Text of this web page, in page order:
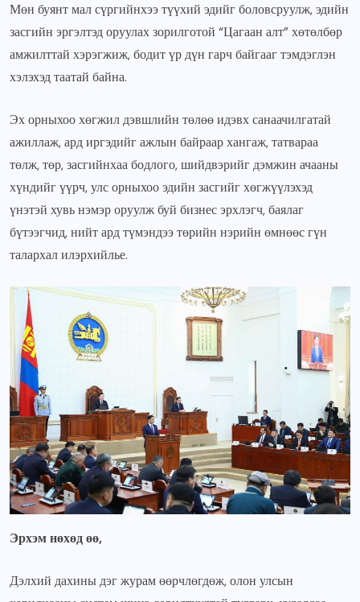
Мөн буянт мал сүргийнхээ түүхий эдийг боловсруулж, эдийн
засгийн эргэлтэд оруулах зорилготой “Цагаан алт” хөтөлбөр
амжилттай хэрэгжиж, бодит үр дүн гарч байгааг тэмдэглэн
хэлэхэд таатай байна.
Эх орныхоо хөгжил дэвшлийн төлөө идэвх санаачилгатай
ажиллаж, ард иргэдийг ажлын байраар хангаж, татвараа
төлж, төр, засгийнхаа бодлого, шийдвэрийг дэмжин ачааны
хүндийг үүрч, улс орныхоо эдийн засгийг хөгжүүлэхэд
үнэтэй хувь нэмэр оруулж буй бизнес эрхлэгч, баялаг
бүтээгчид, нийт ард түмэндээ төрийн нэрийн өмнөөс гүн
талархал илэрхийлье.
Эрхэм нөхөд өө,
Дэлхий дахины дэг журам өөрчлөгдөж, олон улсын